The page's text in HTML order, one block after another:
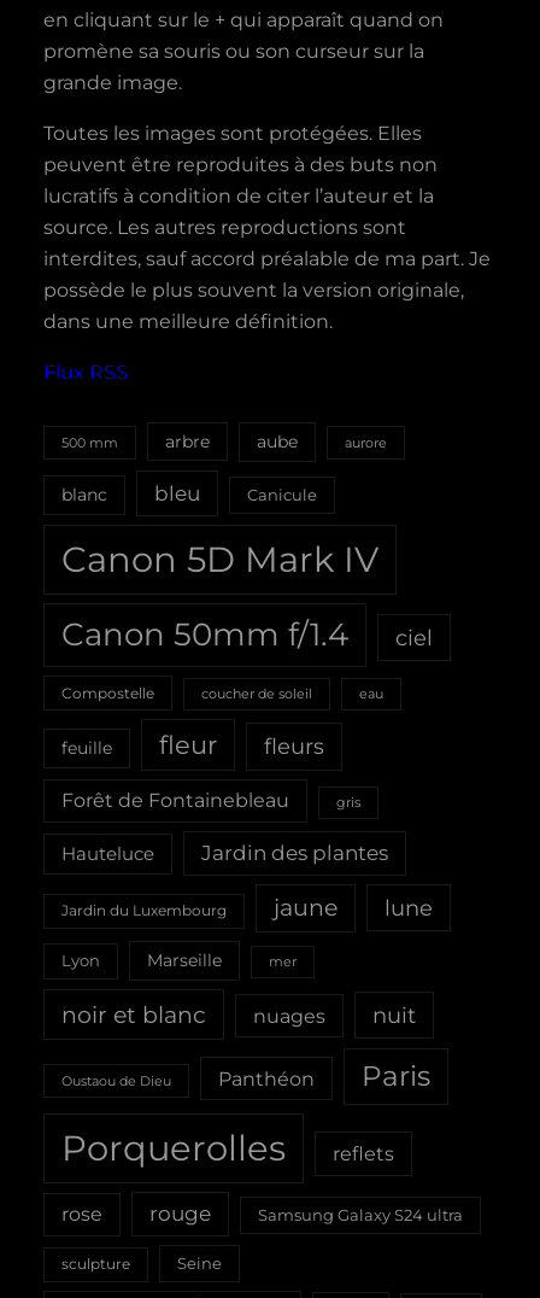
en cliquant sur le + qui apparaît quand on
promène sa souris ou son curseur sur la
grande image.
Toutes les images sont protégées. Elles
peuvent être reproduites à des buts non
lucratifs à condition de citer l’auteur et la
source. Les autres reproductions sont
interdites, sauf accord préalable de ma part. Je
possède le plus souvent la version originale,
dans une meilleure définition.
Flux RSS
500 mm arbre aube aurore
blanc bleu Canicule
Canon 5D Mark IV
Canon 50mm f/1.4 ciel
Compostelle coucher de soleil eau
feuille fleur fleurs
Forêt de Fontainebleau gris
Hauteluce Jardin des plantes
Jardin du Luxembourg jaune lune
Lyon Marseille mer
noir et blanc nuages nuit
Oustaou de Dieu Panthéon Paris
Porquerolles reflets
rose rouge Samsung Galaxy S24 ultra
sculpture Seine